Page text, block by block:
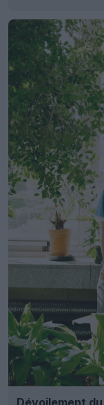
Dévoilement